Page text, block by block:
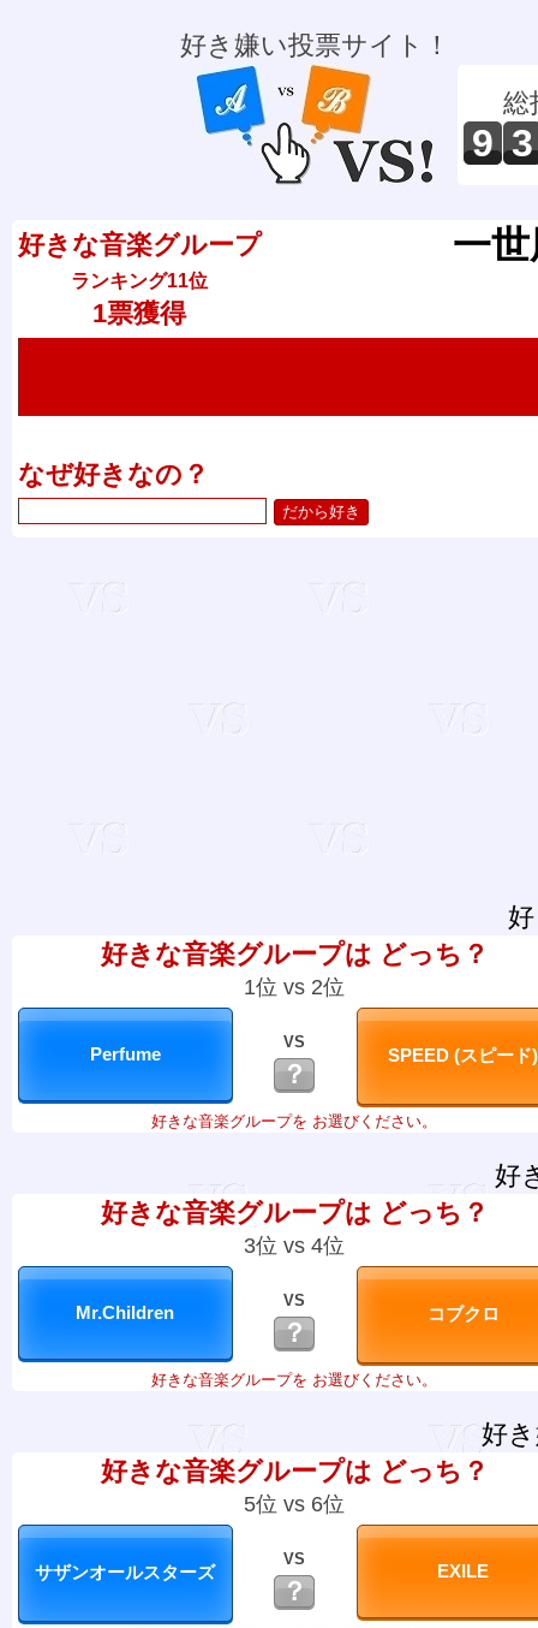
好き嫌い投票サイト！
総
9 3
好きな音楽グループ
ランキング11位
1票獲得
一
なぜ好きなの？
好きな音楽グループは どっち？
1位 vs 2位
VS
？
好きな音楽グループを お選びください。
好
好きな音楽グループは どっち？
3位 vs 4位
VS
？
好きな音楽グループを お選びください。
好
好きな音楽グループは どっち？
5位 vs 6位
VS
？